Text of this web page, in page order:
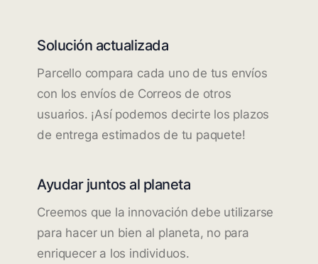
Solución actualizada
Parcello compara cada uno de tus envíos
con los envíos de Correos de otros
usuarios. ¡Así podemos decirte los plazos
de entrega estimados de tu paquete!
Ayudar juntos al planeta
Creemos que la innovación debe utilizarse
para hacer un bien al planeta, no para
enriquecer a los individuos.